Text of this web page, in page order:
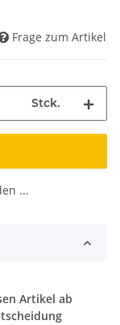
Frage zum Artikel
Stck.
...
Artikel ab